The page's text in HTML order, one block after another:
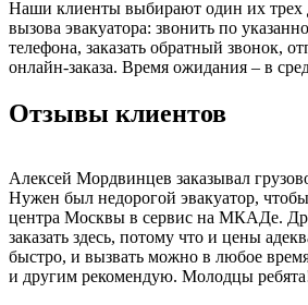
Наши клиенты выбирают один их трех
вызова эвакуатора: звонить по
телефона, заказать обратный звонок,
онлайн-заказа. Время ожидания – в
Отзывы клиентов
Алексей Мордвинцев заказывал
Нужен был недорогой эвакуатор,
центра Москвы в сервис на МКАДе.
заказать здесь, потому что и цены
быстро, и вызвать можно в любое
и другим рекомендую. Молодцы